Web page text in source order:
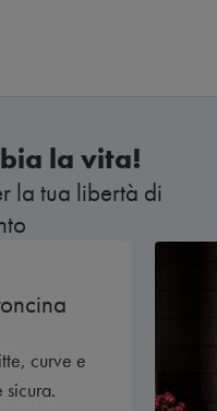
la vita!
la tua libertà di
curve e
sicura.